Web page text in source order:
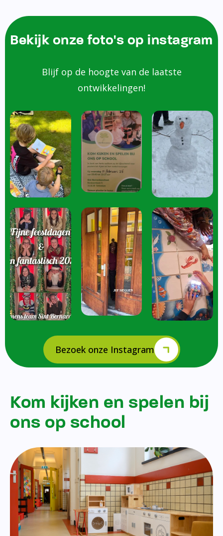
Bekijk onze foto's op instagram
Blijf op de hoogte van de laatste
ontwikkelingen!
Bezoek onze Instagram
Kom kijken en spelen bij
ons op school